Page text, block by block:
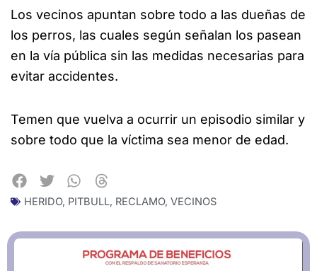
Los vecinos apuntan sobre todo a las dueñas de
los perros, las cuales según señalan los pasean
en la vía pública sin las medidas necesarias para
evitar accidentes.
Temen que vuelva a ocurrir un episodio similar y
sobre todo que la víctima sea menor de edad.
HERIDO, PITBULL, RECLAMO, VECINOS